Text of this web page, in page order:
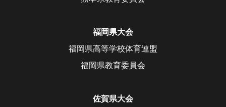
福岡県大会
福岡県高等学校体育連盟
福岡県教育委員会
佐賀県大会